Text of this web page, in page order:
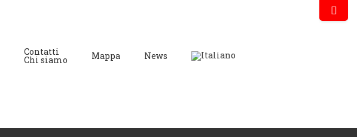
Contatti
Chi siamo Mappa News